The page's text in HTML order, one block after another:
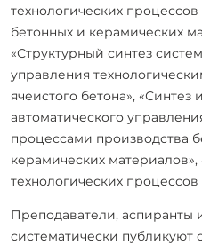
технологических
бетонных и керамических
«Структурный синтез
управления
ячеистого бетона», «Синтез
автоматического
процессами производства
керамических материалов»,
технологических
Преподаватели, аспиранты
систематически публикуют